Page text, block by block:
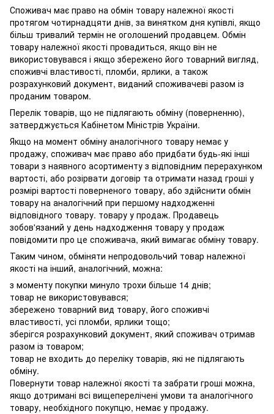
Споживач має право на обмін товару належної якості
протягом чотирнадцяти днів, за винятком дня купівлі, якщо
більш тривалий термін не оголошений продавцем. Обмін
товару належної якості провадиться, якщо він не
використовувався і якщо збережено його товарний вигляд,
споживчі властивості, пломби, ярлики, а також
розрахунковий документ, виданий споживачеві разом із
проданим товаром.
Перелік товарів, що не підлягають обміну (поверненню),
затверджується Кабінетом Міністрів України.
Якщо на момент обміну аналогічного товару немає у
продажу, споживач має право або придбати будь-які інші
товари з наявного асортименту з відповідним перерахунком
вартості, або розірвати договір та отримати назад гроші у
розмірі вартості поверненого товару, або здійснити обмін
товару на аналогічний при першому надходженні
відповідного товару. товару у продаж. Продавець
зобов'язаний у день надходження товару у продаж
повідомити про це споживача, який вимагає обміну товару.
Таким чином, обміняти непродовольчий товар належної
якості на інший, аналогічний, можна:
з моменту покупки минуло трохи більше 14 днів;
товар не використовувався;
збережено товарний вид товару, його споживчі
властивості, усі пломби, ярлики тощо;
зберігся розрахунковий документ, який споживач отримав
разом із товаром;
товар не входить до переліку товарів, які не підлягають
обміну.
Повернути товар належної якості та забрати гроші можна,
якщо дотримані всі вищеперелічені умови та аналогічного
товару, необхідного покупцю, немає у продажу.